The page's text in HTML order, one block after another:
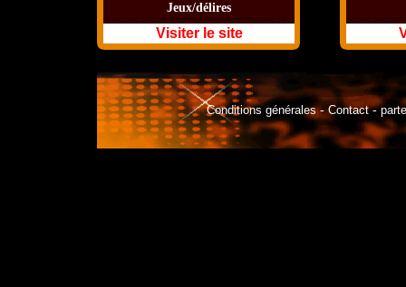
Jeux/délires
Visiter le site
Conditions générales-Contact-